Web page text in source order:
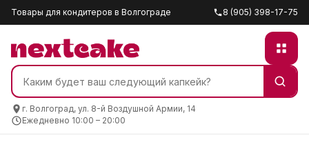
Товары для кондитеров в Волгограде 8 (905) 398-17-75
г. Волгоград, ул. 8-й Воздушной Армии, 14
Ежедневно 10:00 – 20:00